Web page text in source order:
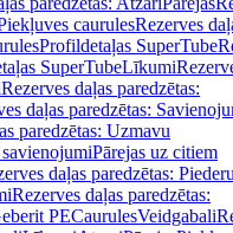
caurulesRezerves
Profildetaļas SuperTube
SuperTubeLīkumi
Rezerves daļas paredzētas:
daļas paredzētas:
paredzētas: Uzmavu
Pārejas uz citiem
daļas paredzētas:
Rezerves daļas paredzētas:
PECaurulesVeidgabali